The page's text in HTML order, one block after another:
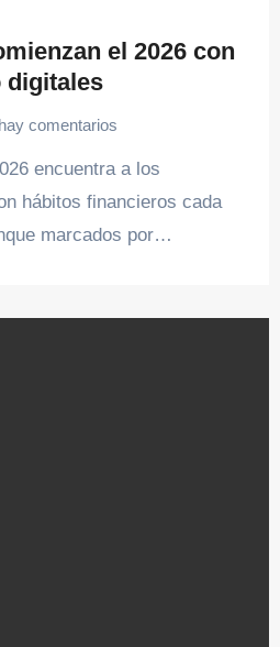
el 2026 con
digitales
comentarios
encuentra a los
hábitos financieros cada
marcados por…